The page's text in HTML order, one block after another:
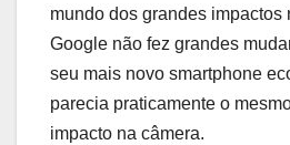
mundo dos grandes impactos
Google não fez grandes
seu mais novo smartphone
parecia praticamente o
impacto na câmera.